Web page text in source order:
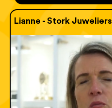
Lianne - Stork Juweliers